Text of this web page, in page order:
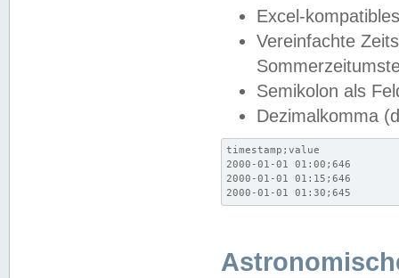
Excel-
Vereinfachte
Semikolon als
Dezimalkomma
timestamp;value
2000-01-01 01:00;646
2000-01-01 01:15;646
2000-01-01 01:30;645